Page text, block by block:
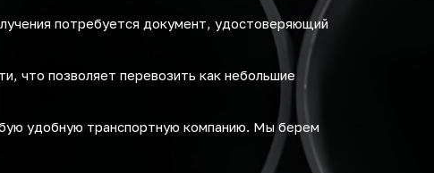
потребуется документ, удостоверяющий
что позволяет перевозить как небольшие
удобную транспортную компанию. Мы берем